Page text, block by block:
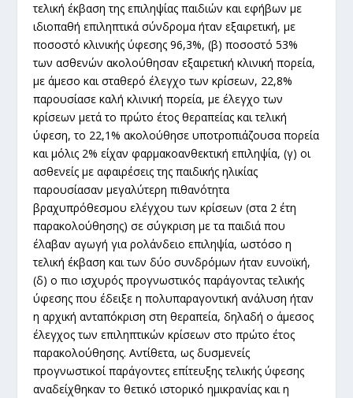
τελική έκβαση της επιληψίας παιδιών και εφήβων με
ιδιοπαθή επιληπτικά σύνδρομα ήταν εξαιρετική, με
ποσοστό κλινικής ύφεσης 96,3%, (β) ποσοστό 53%
των ασθενών ακολούθησαν εξαιρετική κλινική πορεία,
με άμεσο και σταθερό έλεγχο των κρίσεων, 22,8%
παρουσίασε καλή κλινική πορεία, με έλεγχο των
κρίσεων μετά το πρώτο έτος θεραπείας και τελική
ύφεση, το 22,1% ακολούθησε υποτροπιάζουσα πορεία
και μόλις 2% είχαν φαρμακοανθεκτική επιληψία, (γ) οι
ασθενείς με αφαιρέσεις της παιδικής ηλικίας
παρουσίασαν μεγαλύτερη πιθανότητα
βραχυπρόθεσμου ελέγχου των κρίσεων (στα 2 έτη
παρακολούθησης) σε σύγκριση με τα παιδιά που
έλαβαν αγωγή για ρολάνδειο επιληψία, ωστόσο η
τελική έκβαση και των δύο συνδρόμων ήταν ευνοϊκή,
(δ) ο πιο ισχυρός προγνωστικός παράγοντας τελικής
ύφεσης που έδειξε η πολυπαραγοντική ανάλυση ήταν
η αρχική ανταπόκριση στη θεραπεία, δηλαδή ο άμεσος
έλεγχος των επιληπτικών κρίσεων στο πρώτο έτος
παρακολούθησης. Αντίθετα, ως δυσμενείς
προγνωστικοί παράγοντες επίτευξης τελικής ύφεσης
αναδείχθηκαν το θετικό ιστορικό ημικρανίας και η